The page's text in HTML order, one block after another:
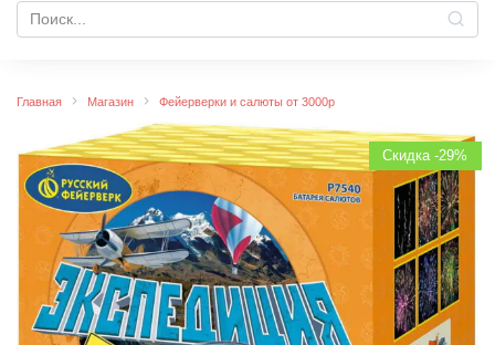
Search
for:
Главная Магазин Фейерверки и салюты от 3000р
Скидка -29%